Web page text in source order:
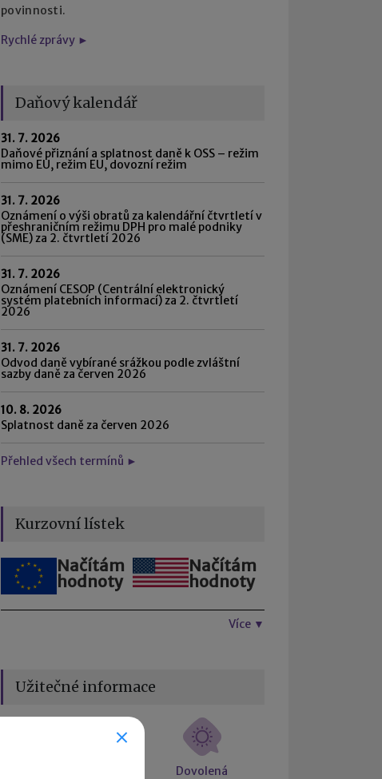
povinnosti.
Rychlé zprávy ►
Daňový kalendář
31. 7. 2026
Daňové přiznání a splatnost daně k OSS – režim
mimo EU, režim EU, dovozní režim
31. 7. 2026
Oznámení o výši obratů za kalendářní čtvrtletí v
přeshraničním režimu DPH pro malé podniky
(SME) za 2. čtvrtletí 2026
31. 7. 2026
Oznámení CESOP (Centrální elektronický
systém platebních informací) za 2. čtvrtletí
2026
31. 7. 2026
Odvod daně vybírané srážkou podle zvláštní
sazby daně za červen 2026
10. 8. 2026
Splatnost daně za červen 2026
Přehled všech termínů ►
Kurzovní lístek
Načítám
hodnoty
Načítám
hodnoty
Více ▼
Užitečné informace
Dovolená